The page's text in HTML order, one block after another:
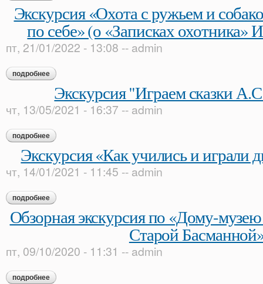
Экскурсия «Охота с ружьем и
по себе» (о «Записках охотника»
пт, 21/01/2022 - 13:08 -- admin
подробнее о экскурсия «охота с ружьем и собакой прекрасна сама по
Экскурсия "Играем сказки
чт, 13/05/2021 - 16:37 -- admin
подробнее о экскурсия "играем сказки а.с. пушкина"
Экскурсия «Как учились и играли
чт, 14/01/2021 - 11:45 -- admin
подробнее о экскурсия «как учились и играли дворянские дети»
Обзорная экскурсия по «Дому-
Старой
пт, 09/10/2020 - 11:31 -- admin
подробнее о обзорная экскурсия по «дому-музею в. л. пушкина на